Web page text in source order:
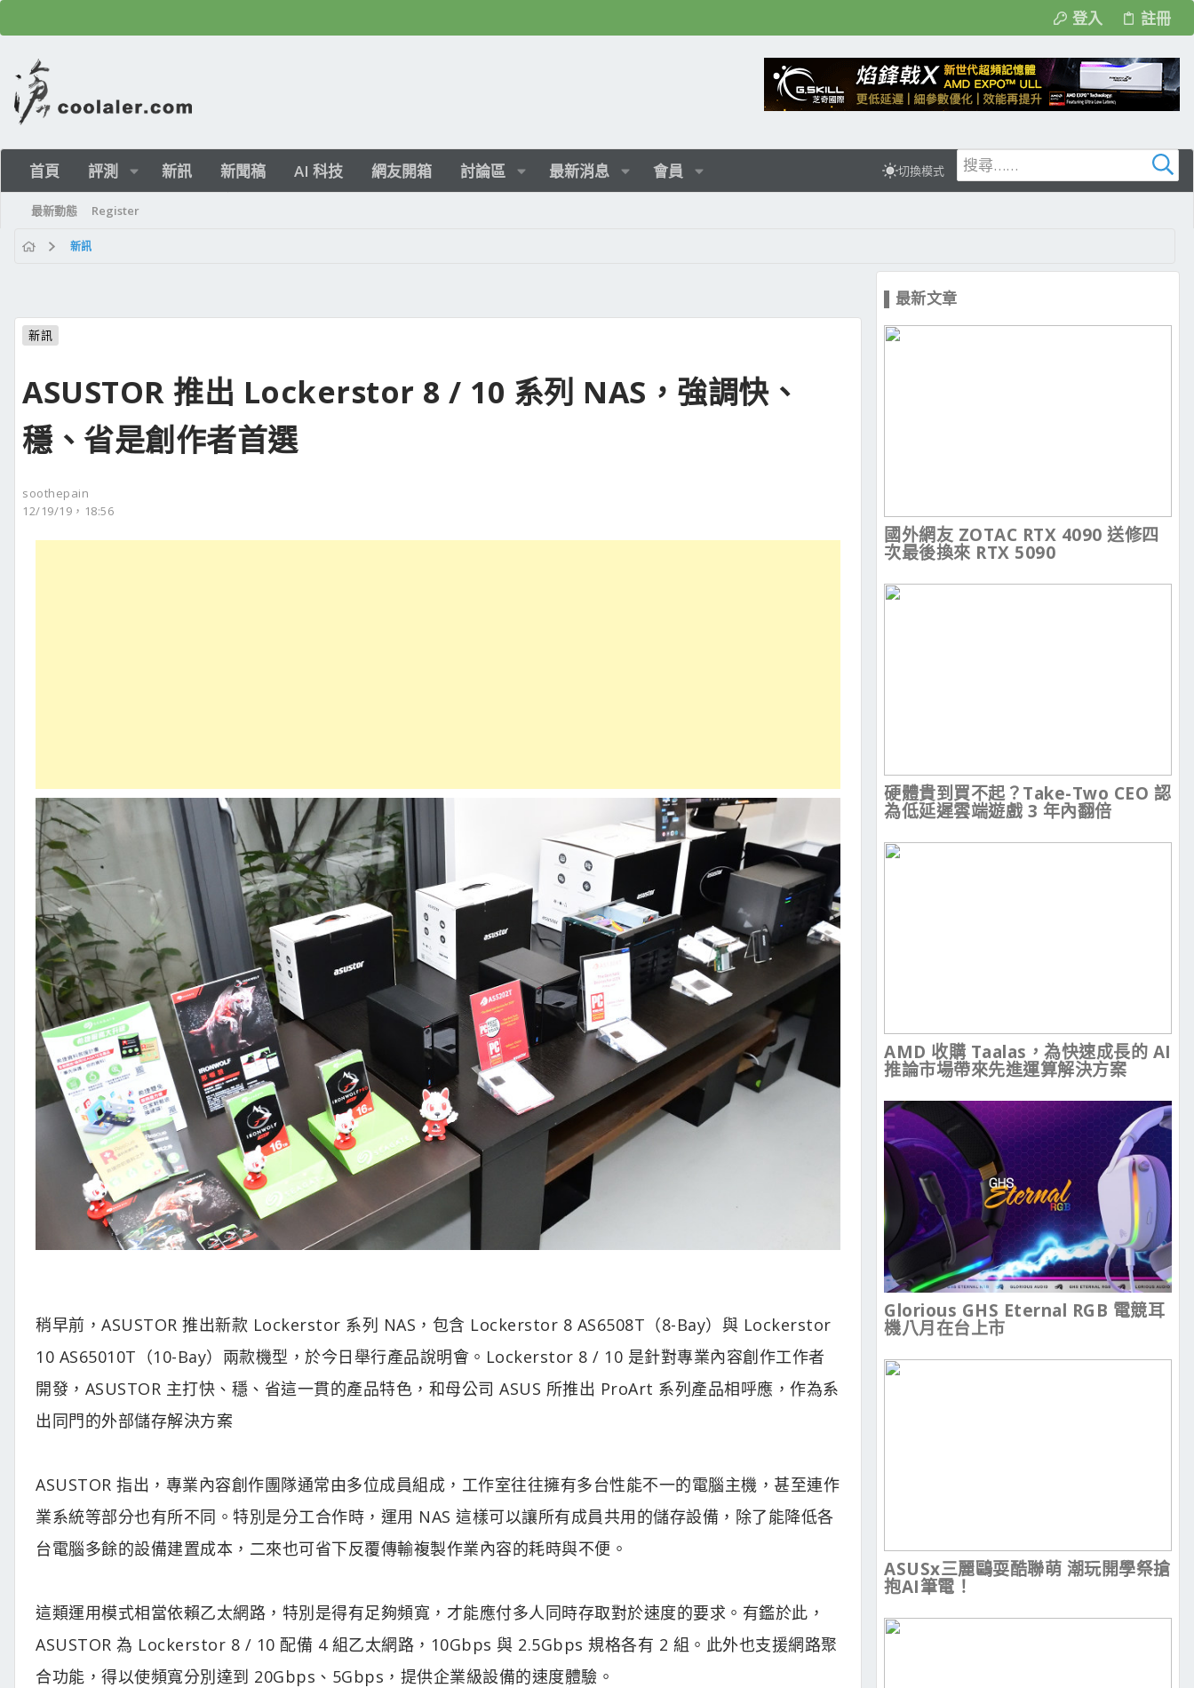
登入 註冊
首頁 評測 新訊 新聞稿 AI 科技 網友開箱 討論區 最新消息 會員 切換模式
最新動態 Register
新訊
新訊
ASUSTOR 推出 Lockerstor 8 / 10 系列 NAS，強調快、
穩、省是創作者首選
soothepain
12/19/19，18:56
稍早前，ASUSTOR 推出新款 Lockerstor 系列 NAS，包含 Lockerstor 8 AS6508T（8-Bay）與 Lockerstor
10 AS65010T（10-Bay）兩款機型，於今日舉行產品說明會。Lockerstor 8 / 10 是針對專業內容創作工作者
開發，ASUSTOR 主打快、穩、省這一貫的產品特色，和母公司 ASUS 所推出 ProArt 系列產品相呼應，作為系
出同門的外部儲存解決方案
ASUSTOR 指出，專業內容創作團隊通常由多位成員組成，工作室往往擁有多台性能不一的電腦主機，甚至連作
業系統等部分也有所不同。特別是分工合作時，運用 NAS 這樣可以讓所有成員共用的儲存設備，除了能降低各
台電腦多餘的設備建置成本，二來也可省下反覆傳輸複製作業內容的耗時與不便。
這類運用模式相當依賴乙太網路，特別是得有足夠頻寬，才能應付多人同時存取對於速度的要求。有鑑於此，
ASUSTOR 為 Lockerstor 8 / 10 配備 4 組乙太網路，10Gbps 與 2.5Gbps 規格各有 2 組。此外也支援網路聚
合功能，得以使頻寬分別達到 20Gbps、5Gbps，提供企業級設備的速度體驗。
▌最新文章
國外網友 ZOTAC RTX 4090 送修四
次最後換來 RTX 5090
硬體貴到買不起？Take-Two CEO 認
為低延遲雲端遊戲 3 年內翻倍
AMD 收購 Taalas，為快速成長的 AI
推論市場帶來先進運算解決方案
Glorious GHS Eternal RGB 電競耳
機八月在台上市
ASUSx三麗鷗耍酷聯萌 潮玩開學祭搶
抱AI筆電！